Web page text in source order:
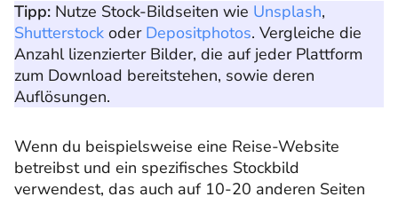
Tipp: Nutze Stock-Bildseiten wie Unsplash,
Shutterstock oder Depositphotos. Vergleiche die
Anzahl lizenzierter Bilder, die auf jeder Plattform
zum Download bereitstehen, sowie deren
Auflösungen.
Wenn du beispielsweise eine Reise-Website
betreibst und ein spezifisches Stockbild
verwendest, das auch auf 10-20 anderen Seiten